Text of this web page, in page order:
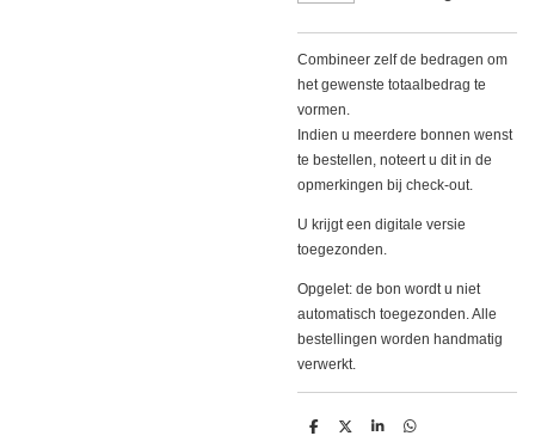
Combineer zelf de bedragen om
het gewenste totaalbedrag te
vormen.
Indien u meerdere bonnen wenst
te bestellen, noteert u dit in de
opmerkingen bij check-out.
U krijgt een digitale versie
toegezonden.
Opgelet: de bon wordt u niet
automatisch toegezonden. Alle
bestellingen worden handmatig
verwerkt.
D
D
S
D